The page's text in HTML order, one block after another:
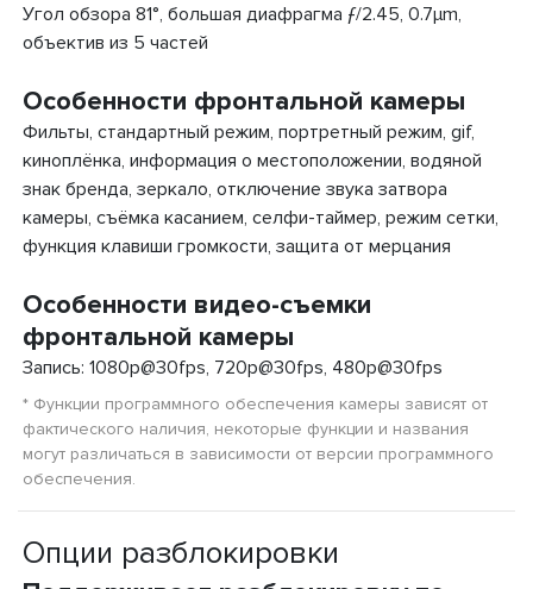
Угол обзора 81°, большая диафрагма ƒ/2.45, 0.7µm,
объектив из 5 частей
Особенности фронтальной камеры
Фильты, стандартный режим, портретный режим, gif,
киноплёнка, информация о местоположении, водяной
знак бренда, зеркало, отключение звука затвора
камеры, съёмка касанием, селфи-таймер, режим сетки,
функция клавиши громкости, защита от мерцания
Особенности видео-съемки
фронтальной камеры
Запись: 1080p@30fps, 720p@30fps, 480p@30fps
* Функции программного обеспечения камеры зависят от
фактического наличия, некоторые функции и названия
могут различаться в зависимости от версии программного
обеспечения.
Опции разблокировки